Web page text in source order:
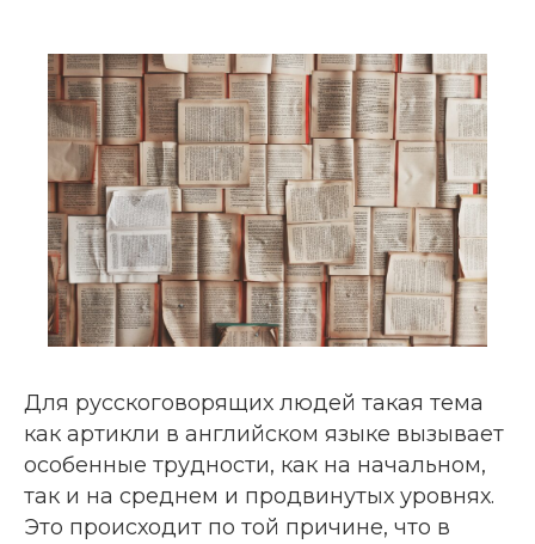
Для русскоговорящих людей такая тема
как артикли в английском языке вызывает
особенные трудности, как на начальном,
так и на среднем и продвинутых уровнях.
Это происходит по той причине, что в